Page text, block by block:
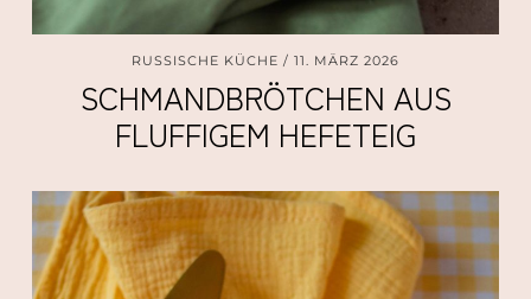
RUSSISCHE KÜCHE 11. MÄRZ 2026
SCHMANDBRÖTCHEN AUS
FLUFFIGEM HEFETEIG